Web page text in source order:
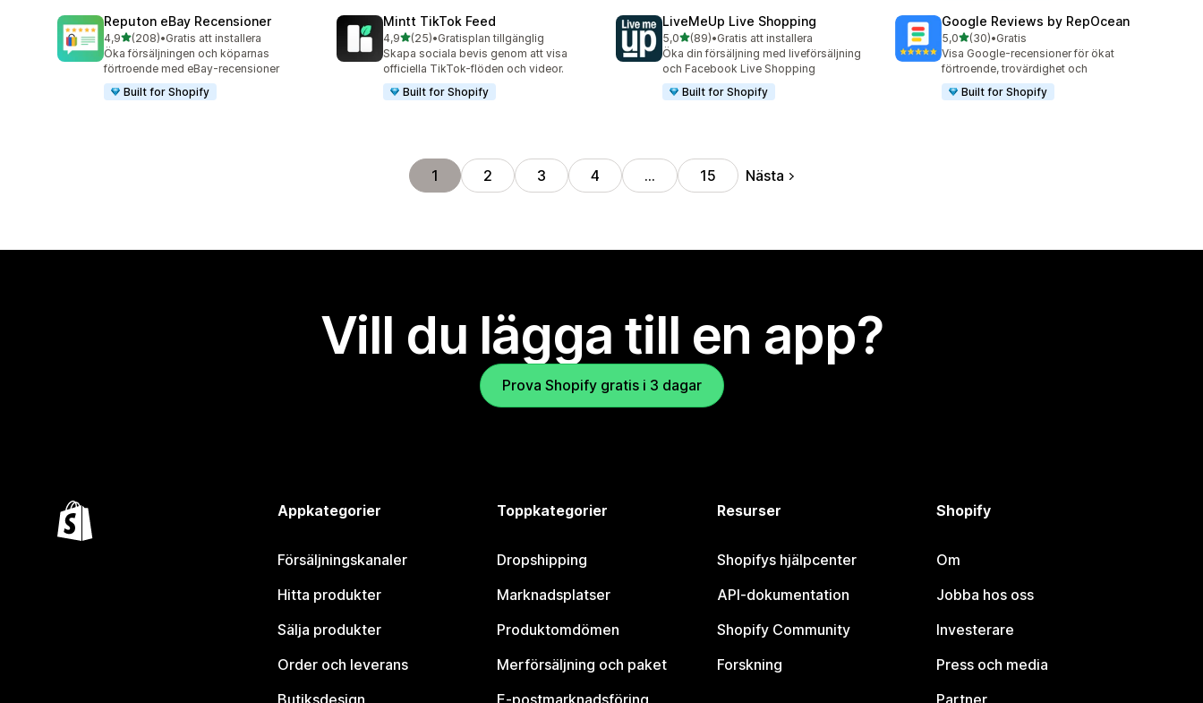
Reputon eBay Recensioner
4,9av 5 stjärnor
(208)
208 recensioner totalt
•Gratis att installera
Öka försäljningen och köparnas
förtroende med eBay-recensioner
Built for Shopify
Mintt TikTok Feed
4,9av 5 stjärnor
(25)
25 recensioner totalt
•Gratisplan tillgänglig
Skapa sociala bevis genom att visa
officiella TikTok-flöden och videor.
Built for Shopify
LiveMeUp Live Shopping
5,0av 5 stjärnor
(89)
89 recensioner totalt
•Gratis att installera
Öka din försäljning med liveförsäljning
och Facebook Live Shopping
Built for Shopify
Google Reviews by RepOcean
5,0av 5 stjärnor
(30)
30 recensioner totalt
•Gratis
Visa Google-recensioner för ökat
förtroende, trovärdighet och
Built for Shopify
1 2 3 4 … 15 Nästa
Vill du lägga till en app?
Prova Shopify gratis i 3 dagar
Appkategorier
Försäljningskanaler
Hitta produkter
Sälja produkter
Order och leverans
Toppkategorier
Dropshipping
Marknadsplatser
Produktomdömen
Merförsäljning och paket
Resurser
Shopifys hjälpcenter
API-dokumentation
Shopify Community
Forskning
Shopify
Om
Jobba hos oss
Investerare
Press och media